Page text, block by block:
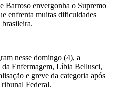
Barroso envergonha o Supremo
enfrenta muitas dificuldades
brasileira.
nesse domingo (4), a
Enfermagem, Líbia Bellusci,
e greve da categoria após
Federal.